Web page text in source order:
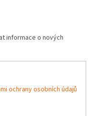
informace o nových
ochrany osobních údajů